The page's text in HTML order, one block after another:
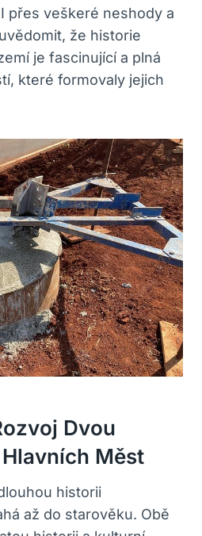
přes veškeré neshody a
že historie
je fascinující a plná
které formovaly jejich
Dvou
Měst
historii
až do starověku. Obě